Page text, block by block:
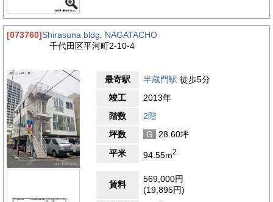
[073760]Shirasuna bldg. NAGATACHO
千代田区平河町2-10-4
最寄駅 半蔵門駅 徒歩5分
竣工
2013年
階数
2階
坪数
G
28.60坪
平米
94.55m2
賃料
569,000円
(19,895円)